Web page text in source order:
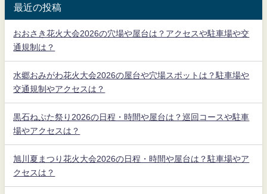
最近の投稿
おおさき花火大会2026の穴場や屋台は？アクセスや駐車場や交
通規制は？
水郷おみがわ花火大会2026の屋台や穴場スポットは？駐車場や
交通規制やアクセスは？
黒石ねぷた祭り2026の日程・時間や屋台は？巡回コースや駐車
場やアクセスは？
旭川夏まつり花火大会2026の日程・時間や屋台は？駐車場やア
クセスは？